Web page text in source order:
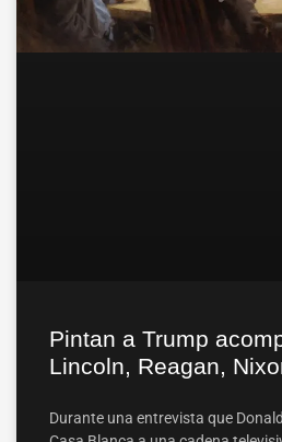
Pintan a Trump
Lincoln, Reagan,
Durante una entrevista que